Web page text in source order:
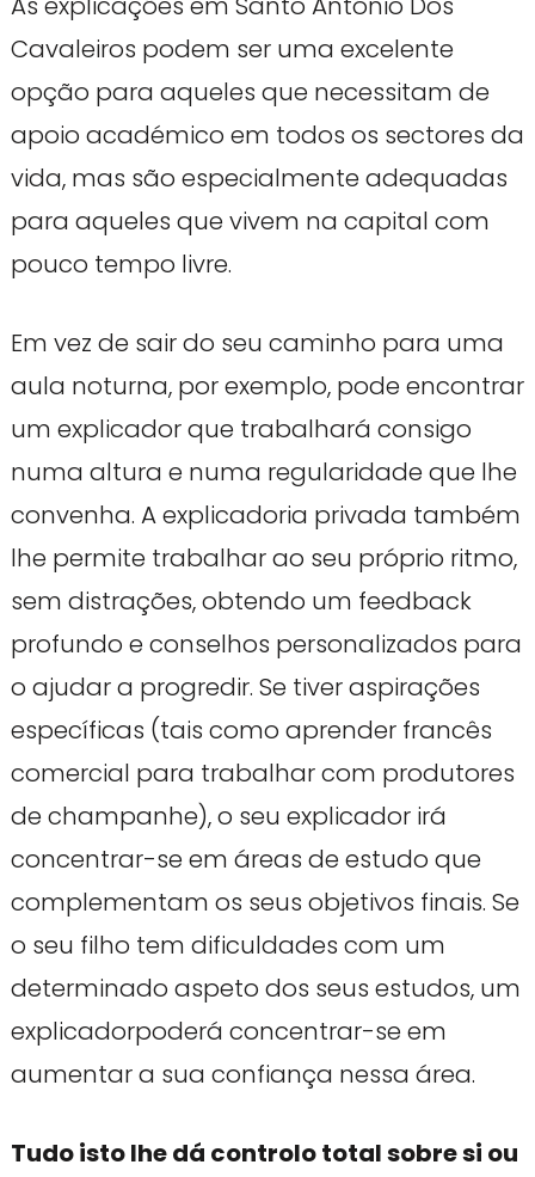
Cavaleiros podem ser uma excelente
opção para aqueles que necessitam de
apoio académico em todos os sectores da
vida, mas são especialmente adequadas
para aqueles que vivem na capital com
pouco tempo livre.
Em vez de sair do seu caminho para uma
aula noturna, por exemplo, pode encontrar
um explicador que trabalhará consigo
numa altura e numa regularidade que lhe
convenha. A explicadoria privada também
lhe permite trabalhar ao seu próprio ritmo,
sem distrações, obtendo um feedback
profundo e conselhos personalizados para
o ajudar a progredir. Se tiver aspirações
específicas (tais como aprender francês
comercial para trabalhar com produtores
de champanhe), o seu explicador irá
concentrar-se em áreas de estudo que
complementam os seus objetivos finais. Se
o seu filho tem dificuldades com um
determinado aspeto dos seus estudos, um
explicadorpoderá concentrar-se em
aumentar a sua confiança nessa área.
Tudo isto lhe dá controlo total sobre si ou